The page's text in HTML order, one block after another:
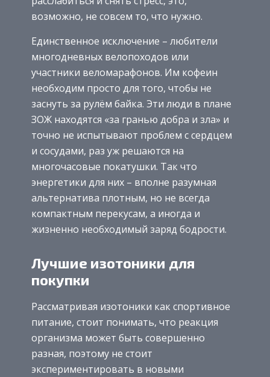
возможно, не совсем то, что нужно.
Единственное исключение – любители
многодневных велопоходов или
участники веломарафонов. Им кофеин
необходим просто для того, чтобы не
заснуть за рулём байка. Эти люди в плане
ЗОЖ находятся «за гранью добра и зла» и
точно не испытывают проблем с сердцем
и сосудами, раз уж решаются на
многочасовые покатушки. Так что
энергетики для них – вполне разумная
альтернатива плотным, но не всегда
компактным перекусам, а иногда и
жизненно необходимый заряд бодрости.
Лучшие изотоники для
покупки
Рассматривая изотоники как спортивное
питание, стоит понимать, что реакция
организма может быть совершенно
разная, поэтому не стоит
экспериментировать в новыми